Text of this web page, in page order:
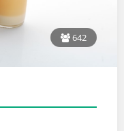
642